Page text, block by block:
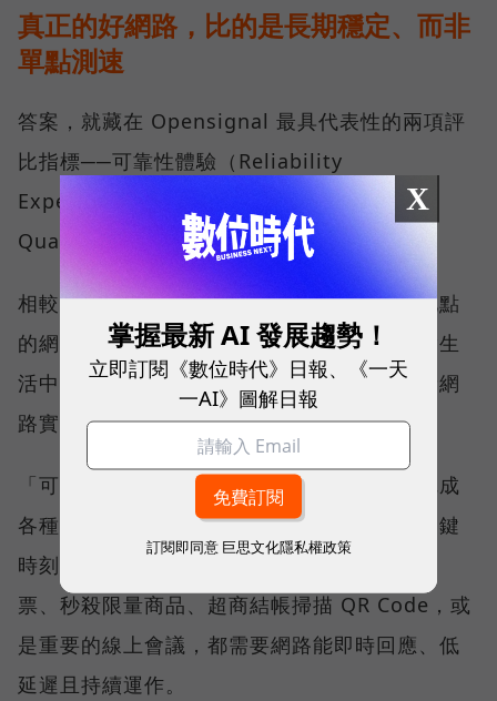
真正的好網路，比的是長期穩定、而非
單點測速
答案，就藏在 Opensignal 最具代表性的兩項評
比指標──可靠性體驗（Reliability
Experience）與品質一致性（Consistent
Quality）。
相較於傳統下載速度只反映單一時間、單一地點
的網路表現，這兩項指標更重視使用者在真實生
活中的整體體驗，因此也是最能反映電信業者網
路實力、最難取得的獎項。
「可靠性體驗」衡量的是使用者是否能順利完成
各種數位應用，因此，考驗的是網路服務在關鍵
時刻不中斷的能力。例如，搶購熱門演唱會門
票、秒殺限量商品、超商結帳掃描 QR Code，或
是重要的線上會議，都需要網路能即時回應、低
延遲且持續運作。
X
掌握最新 AI 發展趨勢！
立即訂閱《數位時代》日報、《一天
一AI》圖解日報
訂閱即同意 巨思文化隱私權政策